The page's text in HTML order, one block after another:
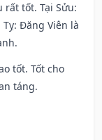
rất tốt. Tại Sửu:
Đăng Viên là
tốt. Tốt cho
táng.